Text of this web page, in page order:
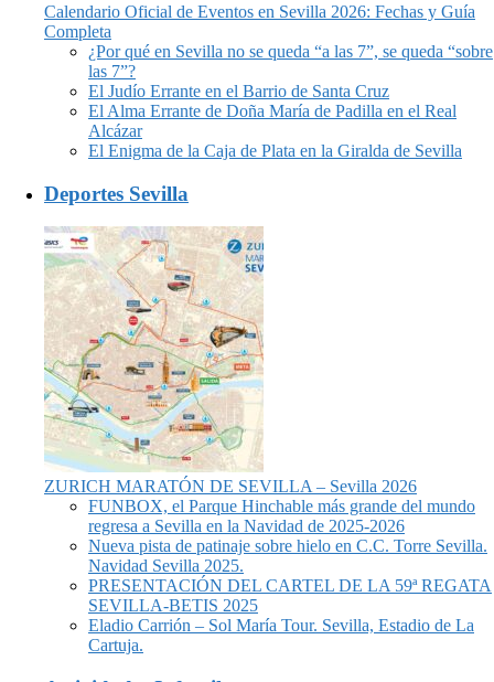
Calendario Oficial de Eventos en Sevilla 2026: Fechas y Guía
Completa
¿Por qué en Sevilla no se queda “a las 7”, se queda “sobre
las 7”?
El Judío Errante en el Barrio de Santa Cruz
El Alma Errante de Doña María de Padilla en el Real
Alcázar
El Enigma de la Caja de Plata en la Giralda de Sevilla
Deportes Sevilla
ZURICH MARATÓN DE SEVILLA – Sevilla 2026
FUNBOX, el Parque Hinchable más grande del mundo
regresa a Sevilla en la Navidad de 2025-2026
Nueva pista de patinaje sobre hielo en C.C. Torre Sevilla.
Navidad Sevilla 2025.
PRESENTACIÓN DEL CARTEL DE LA 59ª REGATA
SEVILLA-BETIS 2025
Eladio Carrión – Sol María Tour. Sevilla, Estadio de La
Cartuja.